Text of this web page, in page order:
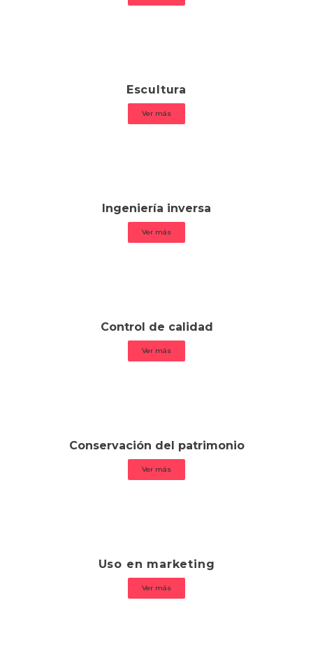
Escultura
Ver más
Ingeniería inversa
Ver más
Control de calidad
Ver más
Conservación del patrimonio
Ver más
Uso en marketing
Ver más